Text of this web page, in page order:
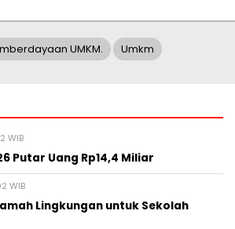
UMKM. Umkm
WIB
Putar Uang Rp14,4 Miliar
WIB
Lingkungan untuk Sekolah